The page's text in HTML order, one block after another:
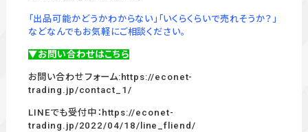
「出品可能かどうかわからない」「いくらくらいで売れそうか？」
などなんでもお気軽にご相談ください。
▼お問い合わせはこちら
お問い合わせフォーム: https://econet-
trading.jp/contact_1/
LINEでも受付中： https://econet-
trading.jp/2022/04/18/line_fliend/